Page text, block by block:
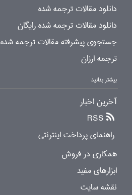
دانلود مقالات ترجمه شده
دانلود مقالات ترجمه شده رایگان
جستجوی پیشرفته مقالات ترجمه شده
ترجمه ارزان
بیشتر بدانید
آخرین اخبار
RSS
راهنمای پرداخت اینترنتی
همکاری در فروش
ابزارهای مفید
نقشه سایت